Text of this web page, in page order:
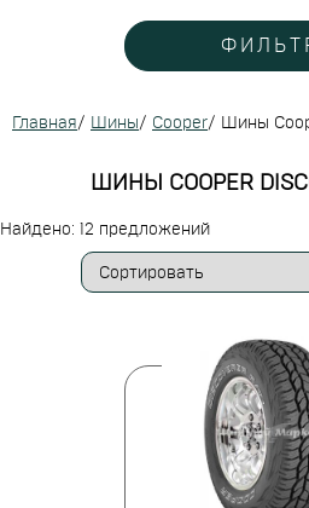
Главная/ Шины/ Cooper/ Шины
ШИНЫ COOPER
Найдено: 12 предложений